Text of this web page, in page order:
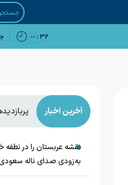
۳۲ : ۰۰
آخرین اخبار
نقشه عربستان را در نطفه
به‌زودی صدای ناله